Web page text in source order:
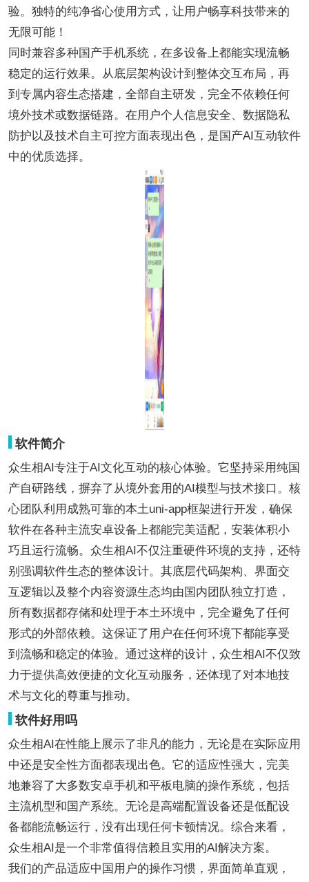
验。独特的纯净省心使用方式，让用户畅享科技带来的
无限可能！
同时兼容多种国产手机系统，在多设备上都能实现流畅
稳定的运行效果。从底层架构设计到整体交互布局，再
到专属内容生态搭建，全部自主研发，完全不依赖任何
境外技术或数据链路。在用户个人信息安全、数据隐私
防护以及技术自主可控方面表现出色，是国产AI互动软件
中的优质选择。
软件简介
众生相AI专注于AI文化互动的核心体验。它坚持采用纯国
产自研路线，摒弃了从境外套用的AI模型与技术接口。核
心团队利用成熟可靠的本土uni-app框架进行开发，确保
软件在各种主流安卓设备上都能完美适配，安装体积小
巧且运行流畅。众生相AI不仅注重硬件环境的支持，还特
别强调软件生态的整体设计。其底层代码架构、界面交
互逻辑以及整个内容资源生态均由国内团队独立打造，
所有数据都存储和处理于本土环境中，完全避免了任何
形式的外部依赖。这保证了用户在任何环境下都能享受
到流畅和稳定的体验。通过这样的设计，众生相AI不仅致
力于提供高效便捷的文化互动服务，还体现了对本地技
术与文化的尊重与推动。
软件好用吗
众生相AI在性能上展示了非凡的能力，无论是在实际应用
中还是安全性方面都表现出色。它的适应性强大，完美
地兼容了大多数安卓手机和平板电脑的操作系统，包括
主流机型和国产系统。无论是高端配置设备还是低配设
备都能流畅运行，没有出现任何卡顿情况。综合来看，
众生相AI是一个非常值得信赖且实用的AI解决方案。
我们的产品适应中国用户的操作习惯，界面简单直观，